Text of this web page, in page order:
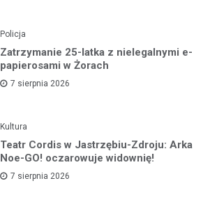
Policja
Zatrzymanie 25-latka z nielegalnymi e-
papierosami w Żorach
7 sierpnia 2026
Kultura
Teatr Cordis w Jastrzębiu-Zdroju: Arka
Noe-GO! oczarowuje widownię!
7 sierpnia 2026